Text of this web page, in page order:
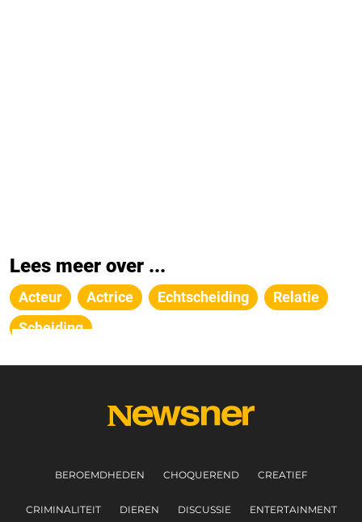
Lees meer over ...
Acteur Actrice Echtscheiding
Relatie
Scheiding
BEROEMDHEDEN CHOQUEREND CREATIEF
CRIMINALITEIT DIEREN DISCUSSIE ENTERTAINMENT